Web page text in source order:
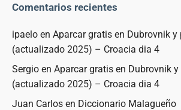
Comentarios recientes
ipaelo en Aparcar gratis en Dubrovnik
(actualizado 2025) – Croacia dia 4
Sergio en Aparcar gratis en Dubrovnik
(actualizado 2025) – Croacia dia 4
Juan Carlos en Diccionario Malagueño